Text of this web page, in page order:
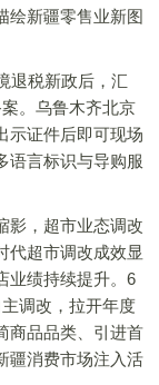
绘新疆零售业新图
税新政后，汇
。乌鲁木齐北京
示证件后即可现场
语言标识与导购服
，超市业态调改
代超市调改成效显
业绩持续提升。6
调改，拉开年度
商品品类、引进首
疆消费市场注入活